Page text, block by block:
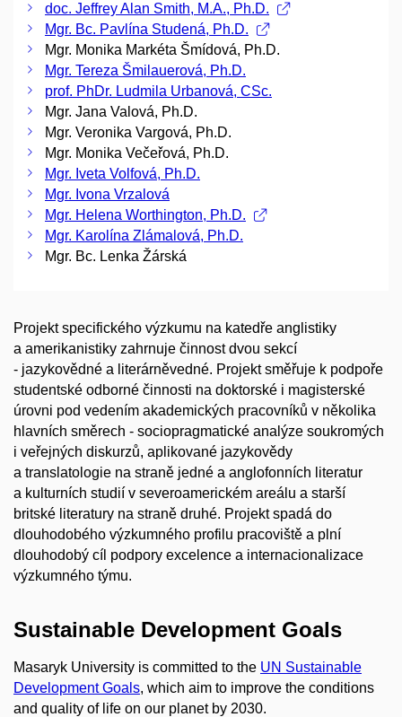
doc. Jeffrey Alan Smith, M.A., Ph.D.
Mgr. Bc. Pavlína Studená, Ph.D.
Mgr. Monika Markéta Šmídová, Ph.D.
Mgr. Tereza Šmilauerová, Ph.D.
prof. PhDr. Ludmila Urbanová, CSc.
Mgr. Jana Valová, Ph.D.
Mgr. Veronika Vargová, Ph.D.
Mgr. Monika Večeřová, Ph.D.
Mgr. Iveta Volfová, Ph.D.
Mgr. Ivona Vrzalová
Mgr. Helena Worthington, Ph.D.
Mgr. Karolína Zlámalová, Ph.D.
Mgr. Bc. Lenka Žárská
Projekt specifického výzkumu na katedře anglistiky
a amerikanistiky zahrnuje činnost dvou sekcí
- jazykovědné a literárněvedné. Projekt směřuje k podpoře
studentské odborné činnosti na doktorské i magisterské
úrovni pod vedením akademických pracovníků v několika
hlavních směrech - sociopragmatické analýze soukromých
i veřejných diskurzů, aplikované jazykovědy
a translatologie na straně jedné a anglofonních literatur
a kulturních studií v severoamerickém areálu a starší
britské literatury na straně druhé. Projekt spadá do
dlouhodobého výzkumného profilu pracoviště a plní
dlouhodobý cíl podpory excelence a internacionalizace
výzkumného týmu.
Sustainable Development Goals
Masaryk University is committed to the UN Sustainable
Development Goals, which aim to improve the conditions
and quality of life on our planet by 2030.